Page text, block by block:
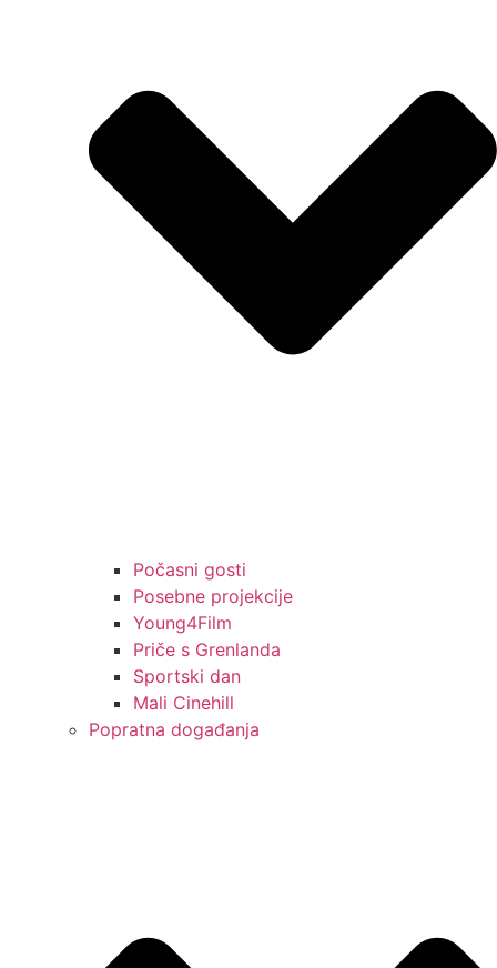
Počasni gosti
Posebne projekcije
Young4Film
Priče s Grenlanda
Sportski dan
Mali Cinehill
Popratna događanja